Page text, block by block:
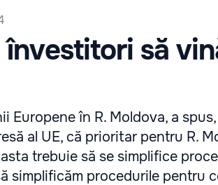
să
Europene în R. Moldova, a
al UE, că prioritar pentru R.
trebuie să se simplifice
simplificăm procedurile pentru